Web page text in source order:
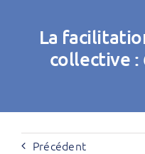
Publiez
La
collective :
Précédent